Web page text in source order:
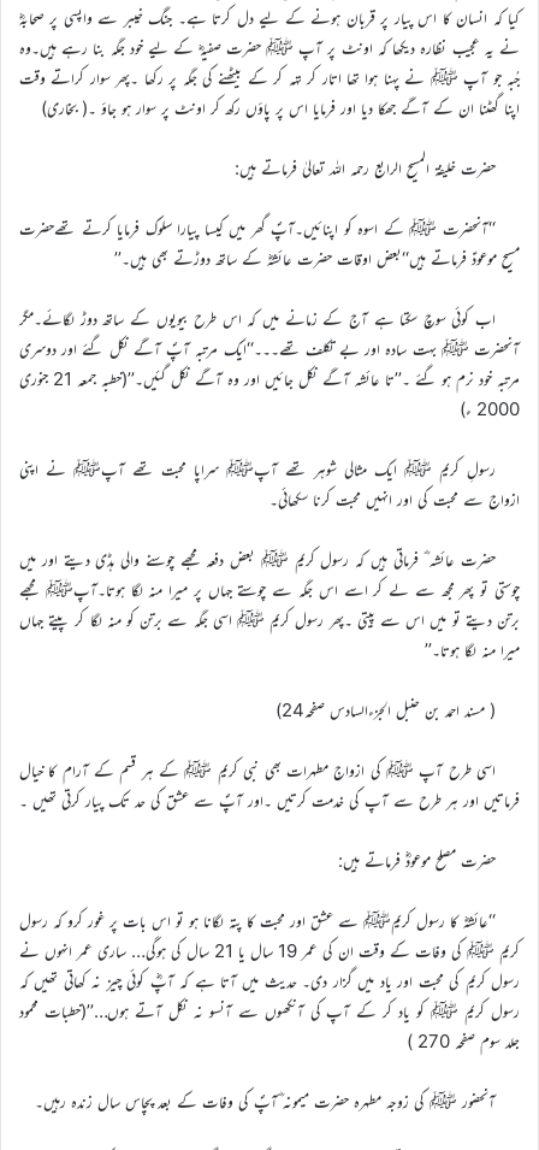
کیا کہ انسان کا اس پیار پر قربان ہونے کے لیے دل کرتا ہے۔ جنگ خیبر سے واپسی پر صحابہؓ
نے یہ عجیب نظارہ دیکھا کہ اونٹ پر آپ ﷺ حضرت صفیہؓ کے لیے خود جگہ بنا رہے ہیں۔وہ
جُبہ جو آپ ﷺ نے پہنا ہوا تھا اتار کر تہہ کر کے بیٹھنے کی جگہ پر رکھا ۔پھر سوار کراتے وقت
اپنا گھٹنا ان کے آگے جھکا دیا اور فرمایا اس پر پاؤں رکھ کر اونٹ پر سوار ہو جاؤ ۔( بخاری)
حضرت خلیفۃ المسیح الرابع رحمہ اللہ تعالیٰ فرماتے ہیں:
‘‘آنحضرت ﷺ کے اسوہ کو اپنائیں۔آپؐ گھر میں کیسا پیارا سلوک فرمایا کرتے تھےحضرت
مسیح موعودؑ فرماتے ہیں‘‘بعض اوقات حضرت عائشہؓ کے ساتھ دوڑتے بھی ہیں۔’’
اب کوئی سوچ سکتا ہے آج کے زمانے میں کہ اس طرح بیویوں کے ساتھ دوڑ لگائے۔مگر
آنحضرت ﷺ بہت سادہ اور بے تکلف تھے۔۔۔‘‘ایک مرتبہ آپؐ آگے نکل گئے اور دوسری
مرتبہ خود نرم ہو گئے ۔’’تا عائشہ آگے نکل جائیں اور وہ آگے نکل گئیں۔’’(خطبہ جمعہ 21 جنوری
2000 ء)
رسولِ کریم ﷺ ایک مثالی شوہر تھے آپﷺ سراپا محبت تھے آپﷺ نے اپنی
ازواج سے محبت کی اور انہیں محبت کرنا سکھائی۔
حضرت عائشہ ؓ فرماتی ہیں کہ رسول کریم ﷺ بعض دفعہ مجھے چوسنے والی ہڈی دیتے اور میں
چوستی تو پھر مجھ سے لے کر اسے اس جگہ سے چوستے جہاں پر میرا منہ لگا ہوتا۔آپﷺ مجھے
برتن دیتے تو میں اس سے پیتی ۔پھر رسول کریم ﷺ اسی جگہ سے برتن کو منہ لگا کر پیتے جہاں
میرا منہ لگا ہوتا۔’’
( مسند احمد بن حنبل الجزءالسادس صفحہ24)
اسی طرح آپ ﷺ کی ازواجِ مطہرات بھی نبی کریم ﷺ کے ہر قسم کے آرام کا خیال
فرماتیں اور ہر طرح سے آپ کی خدمت کرتیں ۔اور آپؐ سے عشق کی حد تک پیار کرتی تھیں ۔
حضرت مصلح موعودؓ فرماتے ہیں:
‘‘عائشہؓ کا رسول کریمﷺ سے عشق اور محبت کا پتہ لگانا ہو تو اس بات پر غور کرو کہ رسول
کریم ﷺ کی وفات کے وقت ان کی عمر 19 سال یا 21 سال کی ہوگی… ساری عمر انہوں نے
رسول کریم کی محبت اور یاد میں گزار دی۔ حدیث میں آتا ہے کہ آپؓ کوئی چیز نہ کھاتی تھیں کہ
رسول کریم ﷺ کو یاد کر کے آپ کی آنکھوں سے آنسو نہ نکل آتے ہوں…’’(خطبات محمود
جلد سوم صفحہ 270 )
آنحضور ﷺ کی زوجہ مطہرہ حضرت میمونہ ؓآپؐ کی وفات کے بعد پچاس سال زندہ رہیں۔